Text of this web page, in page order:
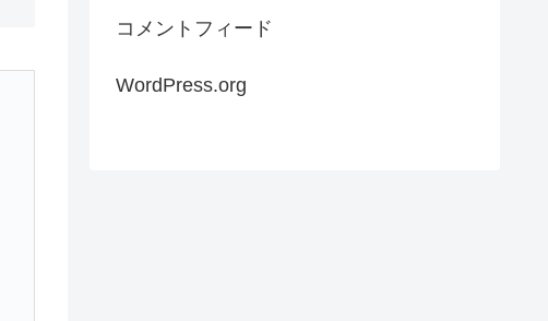
コメントフィード
WordPress.org